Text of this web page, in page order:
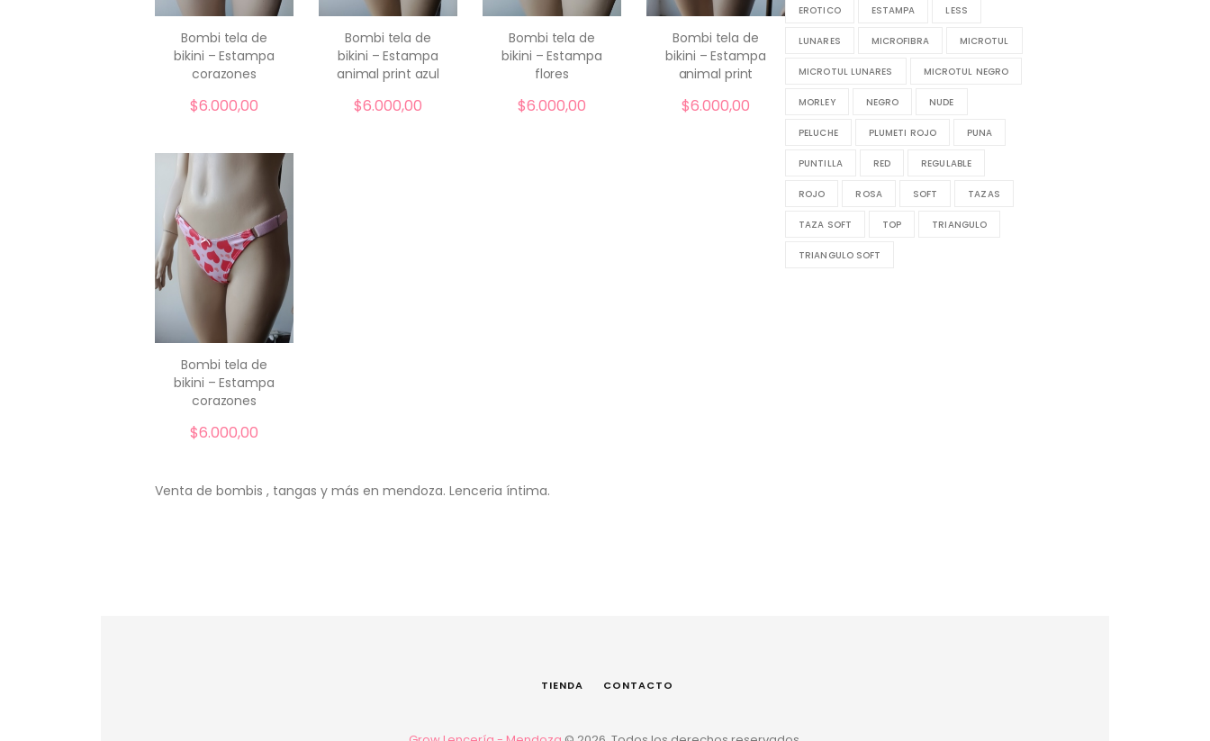
comprar
Bombi tela de
bikini – Estampa
corazones
$6.000,00
comprar
Bombi tela de
bikini – Estampa
animal print azul
$6.000,00
comprar
Bombi tela de
bikini – Estampa
flores
$6.000,00
comprar
Bombi tela de
bikini – Estampa
animal print
$6.000,00
comprar
Bombi tela de
bikini – Estampa
corazones
$6.000,00
Venta de bombis , tangas y más en mendoza. Lenceria íntima.
EROTICO ESTAMPA LESS
LUNARES MICROFIBRA MICROTUL
MICROTUL LUNARES MICROTUL NEGRO
MORLEY NEGRO NUDE
PELUCHE PLUMETI ROJO PUNA
PUNTILLA RED REGULABLE
ROJO ROSA SOFT TAZAS
TAZA SOFT TOP TRIANGULO
TRIANGULO SOFT
TIENDA CONTACTO